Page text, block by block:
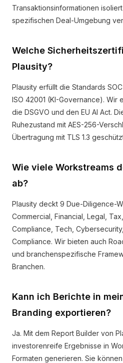
Transaktionsinformationen
spezifischen Deal-Umgebung
Welche
Plausity?
Plausity erfüllt die Standards
ISO 42001 (KI-Governance). Wir
die DSGVO und den EU AI Act.
Ruhezustand mit AES-256-
Übertragung mit TLS 1.3
Wie viele Workstreams
ab?
Plausity deckt 9 Due-Diligence-
Commercial, Financial, Legal,
Compliance, Tech,
Compliance. Wir bieten auch
und branchenspezifische
Branchen.
Kann ich Berichte in
Branding exportieren?
Ja. Mit dem Report Builder von
investorenreife Ergebnisse in
Formaten generieren. Sie